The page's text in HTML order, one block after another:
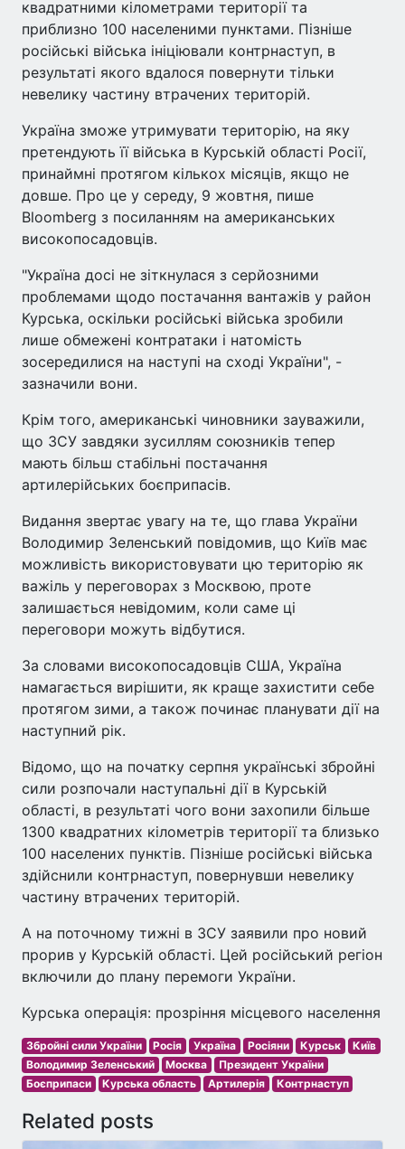
квадратними кілометрами території та
приблизно 100 населеними пунктами. Пізніше
російські війська ініціювали контрнаступ, в
результаті якого вдалося повернути тільки
невелику частину втрачених територій.
Україна зможе утримувати територію, на яку
претендують її війська в Курській області Росії,
принаймні протягом кількох місяців, якщо не
довше. Про це у середу, 9 жовтня, пише
Bloomberg з посиланням на американських
високопосадовців.
"Україна досі не зіткнулася з серйозними
проблемами щодо постачання вантажів у район
Курська, оскільки російські війська зробили
лише обмежені контратаки і натомість
зосередилися на наступі на сході України", -
зазначили вони.
Крім того, американські чиновники зауважили,
що ЗСУ завдяки зусиллям союзників тепер
мають більш стабільні постачання
артилерійських боєприпасів.
Видання звертає увагу на те, що глава України
Володимир Зеленський повідомив, що Київ має
можливість використовувати цю територію як
важіль у переговорах з Москвою, проте
залишається невідомим, коли саме ці
переговори можуть відбутися.
За словами високопосадовців США, Україна
намагається вирішити, як краще захистити себе
протягом зими, а також починає планувати дії на
наступний рік.
Відомо, що на початку серпня українські збройні
сили розпочали наступальні дії в Курській
області, в результаті чого вони захопили більше
1300 квадратних кілометрів території та близько
100 населених пунктів. Пізніше російські війська
здійснили контрнаступ, повернувши невелику
частину втрачених територій.
А на поточному тижні в ЗСУ заявили про новий
прорив у Курській області. Цей російський регіон
включили до плану перемоги України.
Курська операція: прозріння місцевого населення
Збройні сили України Росія Україна Росіяни Курськ
Київ
Володимир Зеленський
Москва
Президент України
Боєприпаси
Курська область Артилерія Контрнаступ
Related posts